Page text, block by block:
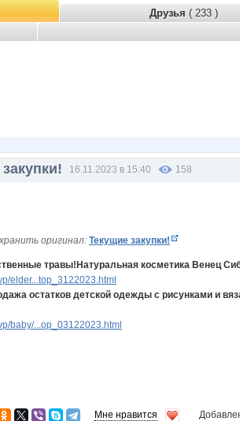
Друзья ( 233 )
16.11.2023 в 15:40 158
оригинал: Текущие закупки!
травы!Натуральная косметика Венец
elder...top_3122023.html
остатков детской одежды с рисунками и
baby/...op_03122023.html
Мне нравится